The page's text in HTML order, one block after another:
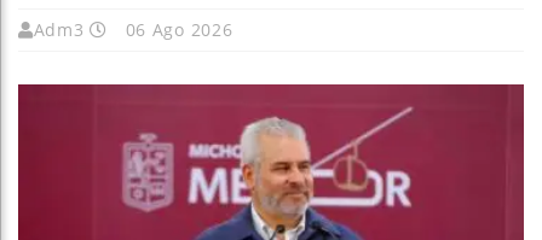
Adm3 06 Ago 2026